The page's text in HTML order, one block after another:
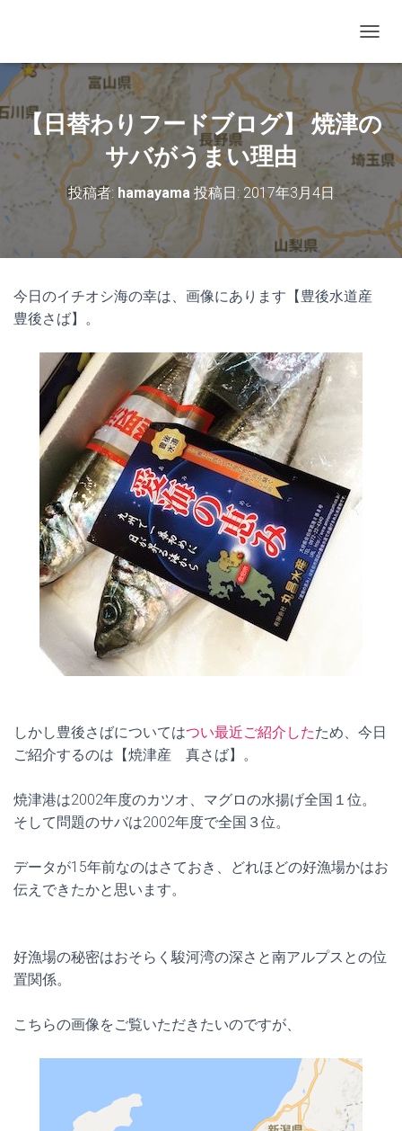
【日替わりフードブログ】 焼津の
サバがうまい理由
投稿者: hamayama投稿日: 2017年3月4日
今日のイチオシ海の幸は、画像にあります【豊後水道産
豊後さば】。
しかし豊後さばについてはつい最近ご紹介したため、今日
ご紹介するのは【焼津産 真さば】。
焼津港は2002年度のカツオ、マグロの水揚げ全国１位。
そして問題のサバは2002年度で全国３位。
データが15年前なのはさておき、どれほどの好漁場かはお
伝えできたかと思います。
好漁場の秘密はおそらく駿河湾の深さと南アルプスとの位
置関係。
こちらの画像をご覧いただきたいのですが、